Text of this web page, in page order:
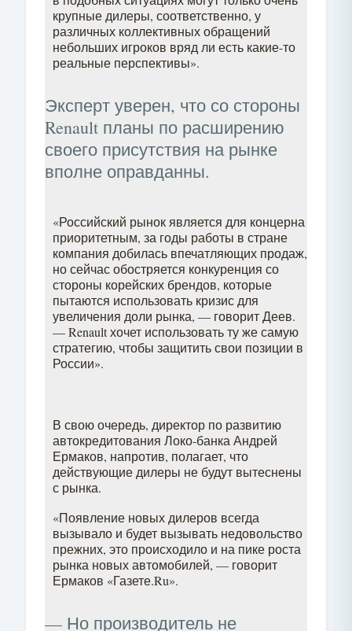
крупные дилеры, соответственно, у
различных коллективных обращений
небольших игроков вряд ли есть какие-то
реальные перспективы».
Эксперт уверен, что со стороны
Renault планы по расширению
своего присутствия на рынке
вполне оправданны.
«Российский рынок является для концерна
приоритетным, за годы работы в стране
компания добилась впечатляющих продаж,
но сейчас обостряется конкуренция со
стороны корейских брендов, которые
пытаются использовать кризис для
увеличения доли рынка, — говорит Деев.
— Renault хочет использовать ту же самую
стратегию, чтобы защитить свои позиции в
России».
В свою очередь, директор по развитию
автокредитования Локо-банка Андрей
Ермаков, напротив, полагает, что
действующие дилеры не будут вытеснены
с рынка.
«Появление новых дилеров всегда
вызывало и будет вызывать недовольство
прежних, это происходило и на пике роста
рынка новых автомобилей, — говорит
Ермаков «Газете.Ru».
— Но производитель не